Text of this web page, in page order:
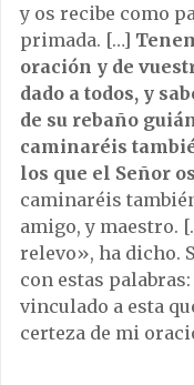
y os recibe como
primada. […]
oración y de
dado a todos, y
de su rebaño
caminaréis
los que el Señor
caminaréis
amigo, y maestro.
relevo», ha dicho.
con estas
vinculado a esta
certeza de mi